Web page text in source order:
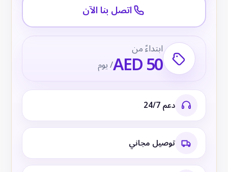
اتصل بنا الآن
ابتداءً من
AED 50/ يوم
دعم 24/7
توصيل مجاني